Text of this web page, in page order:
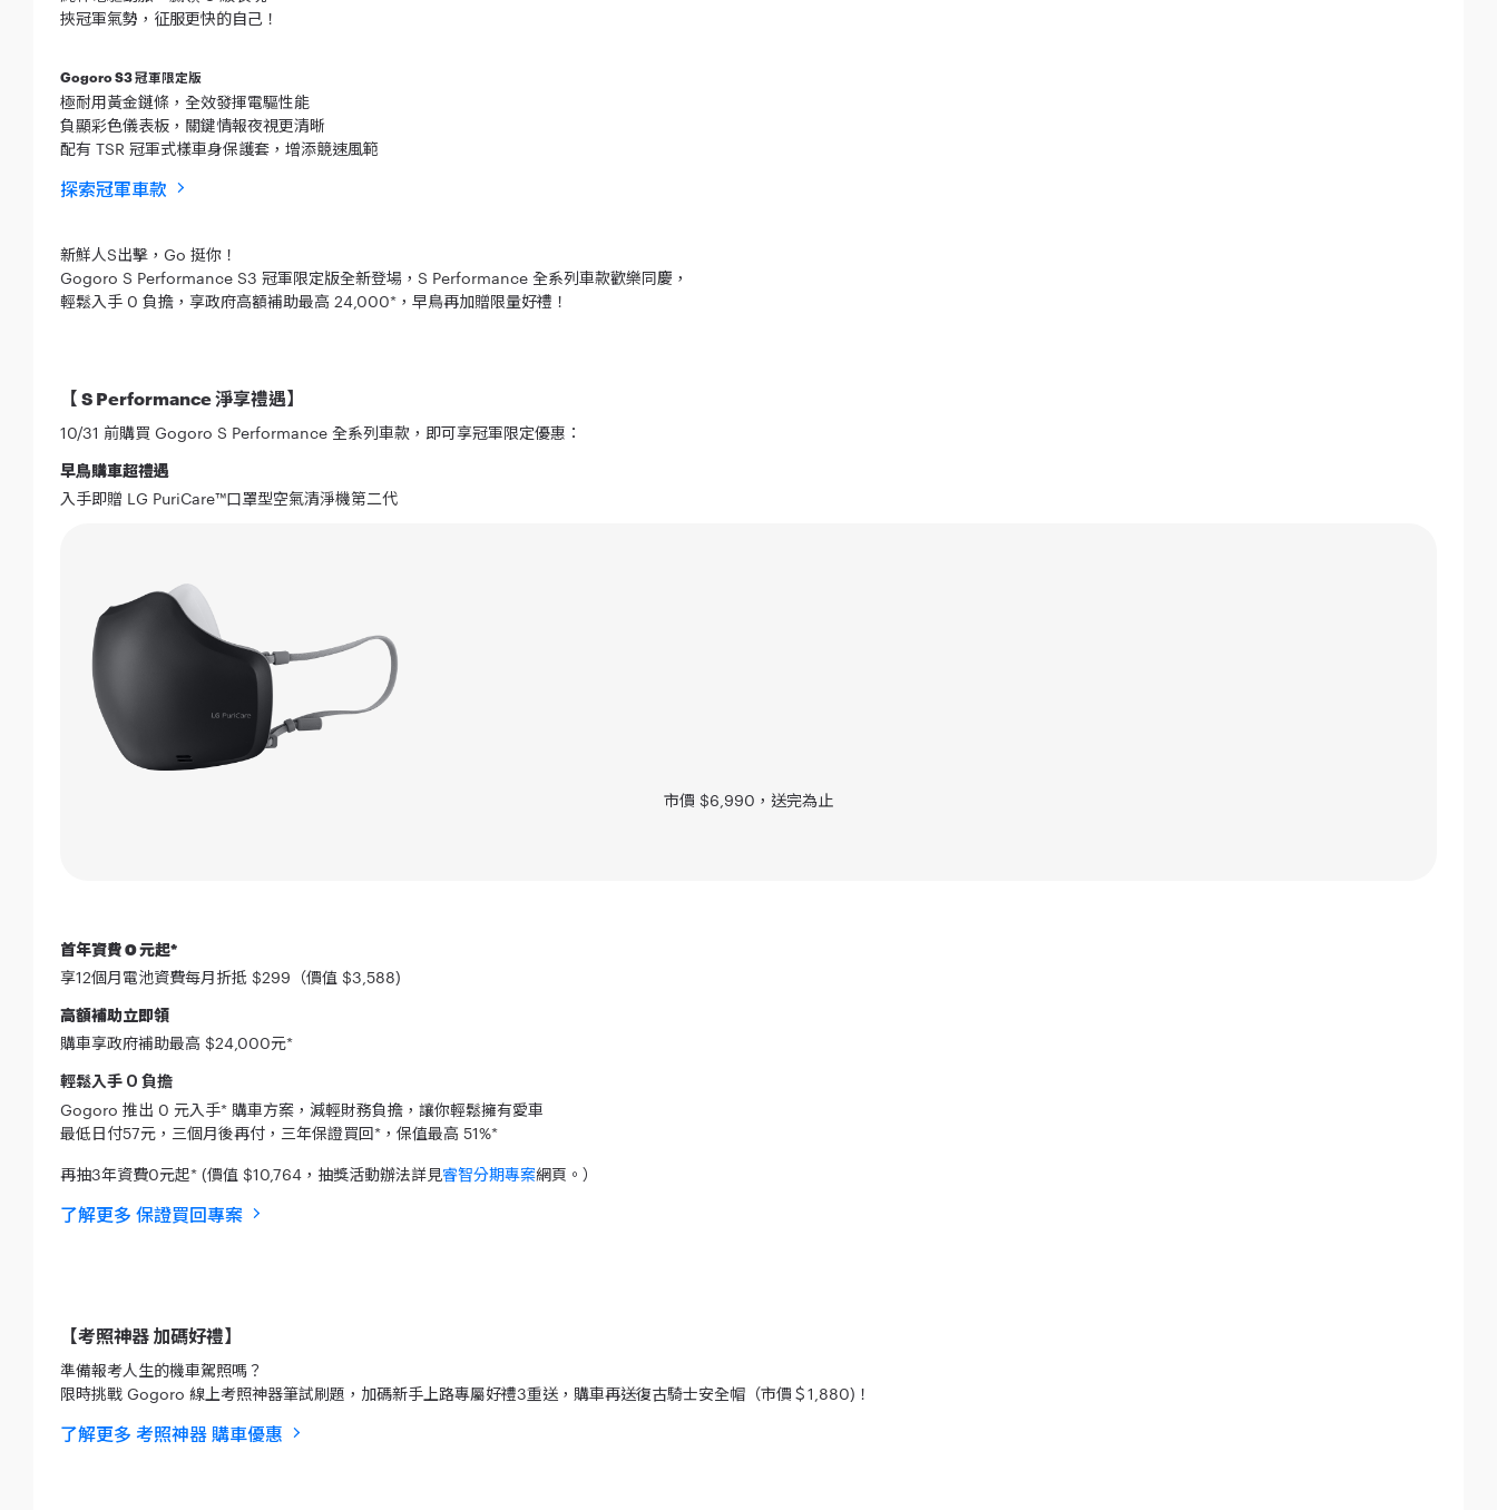
挾冠軍氣勢，征服更快的自己！
Gogoro S3 冠軍限定版
極耐用黃金鏈條，全效發揮電驅性能
負顯彩色儀表板，關鍵情報夜視更清晰
配有 TSR 冠軍式樣車身保護套，增添競速風範
探索冠軍車款
新鮮人S出擊，Go 挺你！
Gogoro S Performance S3 冠軍限定版全新登場，S Performance 全系列車款歡樂同慶，
輕鬆入手 0 負擔，享政府高額補助最高 24,000*，早鳥再加贈限量好禮！
【 S Performance 淨享禮遇】
10/31 前購買 Gogoro S Performance 全系列車款，即可享冠軍限定優惠：
早鳥購車超禮遇
入手即贈 LG PuriCare™口罩型空氣清淨機第二代
市價 $6,990，送完為止
首年資費 0 元起*
享12個月電池資費每月折抵 $299（價值 $3,588)
高額補助立即領
購車享政府補助最高 $24,000元*
輕鬆入手 0 負擔
Gogoro 推出 0 元入手* 購車方案，減輕財務負擔，讓你輕鬆擁有愛車
最低日付57元，三個月後再付，三年保證買回*，保值最高 51%*
再抽3年資費0元起* (價值 $10,764，抽獎活動辦法詳見睿智分期專案網頁。）
了解更多 保證買回專案
【考照神器 加碼好禮】
準備報考人生的機車駕照嗎？
限時挑戰 Gogoro 線上考照神器筆試刷題，加碼新手上路專屬好禮3重送，購車再送復古騎士安全帽（市價＄1,880)！
了解更多 考照神器 購車優惠